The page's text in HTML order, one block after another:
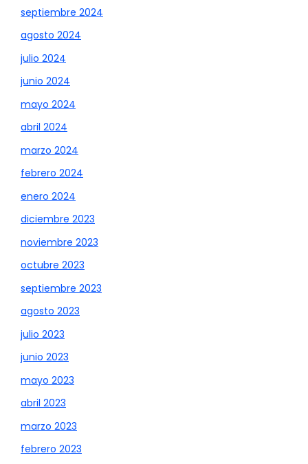
septiembre 2024
agosto 2024
julio 2024
junio 2024
mayo 2024
abril 2024
marzo 2024
febrero 2024
enero 2024
diciembre 2023
noviembre 2023
octubre 2023
septiembre 2023
agosto 2023
julio 2023
junio 2023
mayo 2023
abril 2023
marzo 2023
febrero 2023